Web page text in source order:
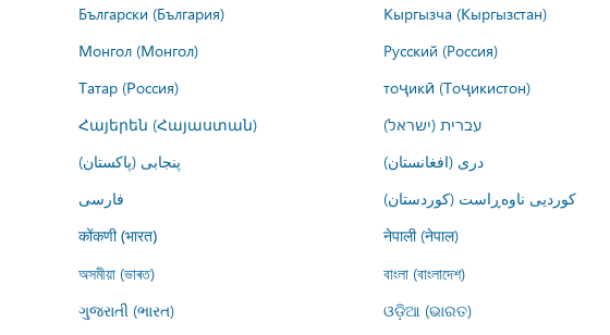
Български (България)
Кыргызча (Кыргызстан)
Монгол (Монгол)
Русский (Россия)
Татар (Россия)
тоҷикӣ (Тоҷикистон)
Հայերեն (Հայաստան)
עברית (ישראל)
پنجابی (پاکستان)
درى (افغانستان)
فارسى
کوردیی ناوەڕاست (کوردستان)
कोंकणी (भारत) नेपाली (नेपाल)
অসমীয়া (ভাৰত) বাংলা (বাংলাদেশ)
ગુજરાતી (ભારત)
ଓଡ଼ିଆ (ଭାରତ)